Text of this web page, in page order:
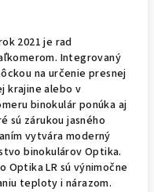
2021 je rad
Integrovaný
na určenie presnej
krajine alebo v
binokulár ponúka aj
sú zárukou jasného
vytvára moderný
binokulárov Optika.
Optika LR sú výnimočne
teploty i nárazom.